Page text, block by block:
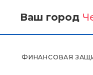
Ваш город
ФИНАНСОВАЯ